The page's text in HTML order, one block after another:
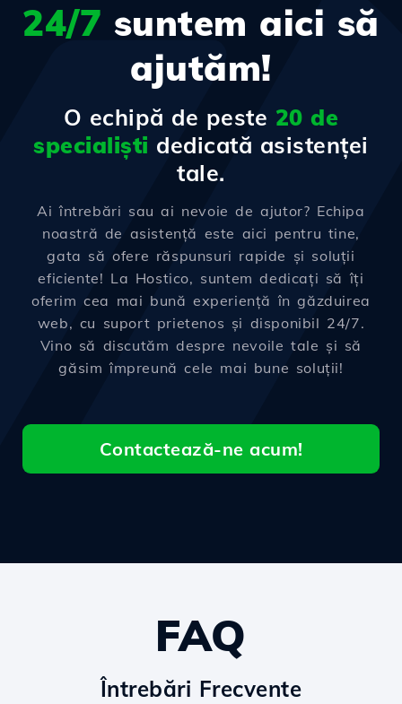
24/7 suntem aici să
ajutăm!
O echipă de peste 20 de
specialiști dedicată asistenței
tale.
Ai întrebări sau ai nevoie de ajutor? Echipa
noastră de asistență este aici pentru tine,
gata să ofere răspunsuri rapide și soluții
eficiente! La Hostico, suntem dedicați să îți
oferim cea mai bună experiență în găzduirea
web, cu suport prietenos și disponibil 24/7.
Vino să discutăm despre nevoile tale și să
găsim împreună cele mai bune soluții!
Contactează-ne acum!
FAQ
Întrebări Frecvente